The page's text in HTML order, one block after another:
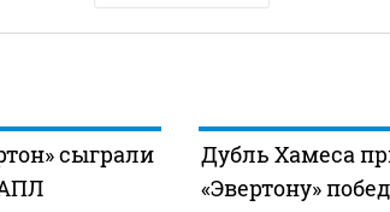
сыграли
Дубль Хамеса
«Эвертону»